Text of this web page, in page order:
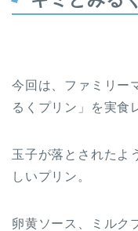
今回は、ファミリー
るくプリン」を実食
玉子が落とされたよ
しいプリン。
卵黄ソース、ミルク